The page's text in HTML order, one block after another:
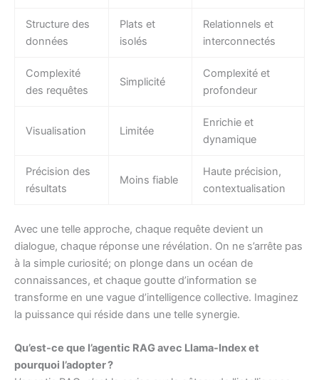
Structure des
données
Plats et
isolés
Relationnels et
interconnectés
Complexité
des requêtes
Simplicité
Complexité et
profondeur
Visualisation Limitée
Enrichie et
dynamique
Précision des
résultats
Moins fiable
Haute précision,
contextualisation
Avec une telle approche, chaque requête devient un
dialogue, chaque réponse une révélation. On ne s’arrête pas
à la simple curiosité; on plonge dans un océan de
connaissances, et chaque goutte d’information se
transforme en une vague d’intelligence collective. Imaginez
la puissance qui réside dans une telle synergie.
Qu’est-ce que l’agentic RAG avec Llama-Index et
pourquoi l’adopter ?